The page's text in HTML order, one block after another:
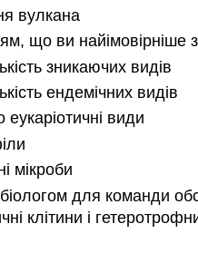
вулкана
що ви найімовірніше
зникаючих видів
ендемічних видів
види
мікроби
для команди
клітини і